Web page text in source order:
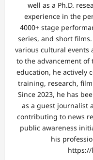
well as a Ph.D.
experience in the
4000+ stage
series, and short
various cultural events
to the advancement
education, he actively
training, research,
Since 2023, he has
as a guest journalist
contributing to news
public awareness
his
https://